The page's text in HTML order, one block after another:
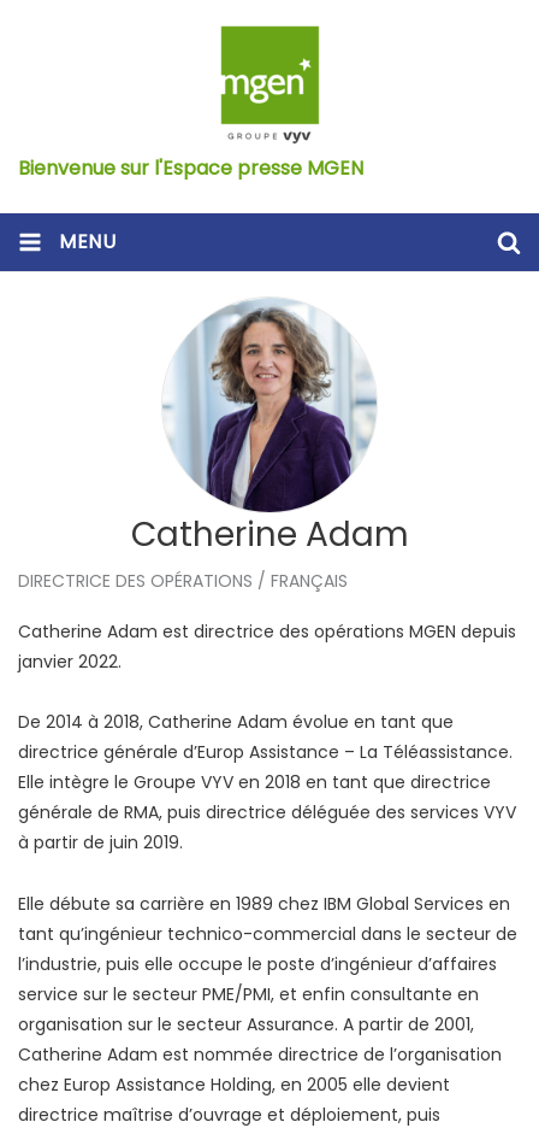
Bienvenue sur l'Espace presse MGEN
MENU
Catherine Adam
DIRECTRICE DES OPÉRATIONS / FRANÇAIS
Catherine Adam est directrice des opérations MGEN depuis
janvier 2022.
De 2014 à 2018, Catherine Adam évolue en tant que
directrice générale d’Europ Assistance – La Téléassistance.
Elle intègre le Groupe VYV en 2018 en tant que directrice
générale de RMA, puis directrice déléguée des services VYV
à partir de juin 2019.
Elle débute sa carrière en 1989 chez IBM Global Services en
tant qu’ingénieur technico-commercial dans le secteur de
l’industrie, puis elle occupe le poste d’ingénieur d’affaires
service sur le secteur PME/PMI, et enfin consultante en
organisation sur le secteur Assurance. A partir de 2001,
Catherine Adam est nommée directrice de l’organisation
chez Europ Assistance Holding, en 2005 elle devient
directrice maîtrise d’ouvrage et déploiement, puis